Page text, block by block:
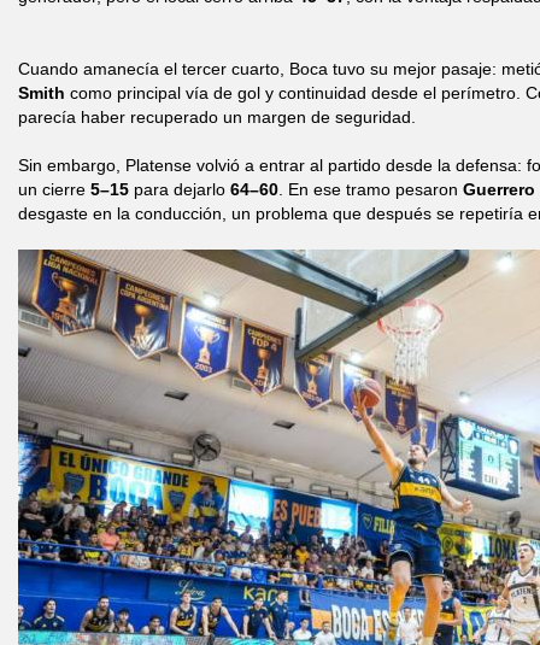
Cuando amanecía el tercer cuarto, Boca tuvo su mejor pasaje:
Smith como principal vía de gol y continuidad desde el perímetro.
parecía haber recuperado un margen de seguridad.
Sin embargo, Platense volvió a entrar al partido desde la defensa:
un cierre 5–15 para dejarlo 64–60 . En ese tramo pesaron Guerrero
desgaste en la conducción, un problema que después se repetiría